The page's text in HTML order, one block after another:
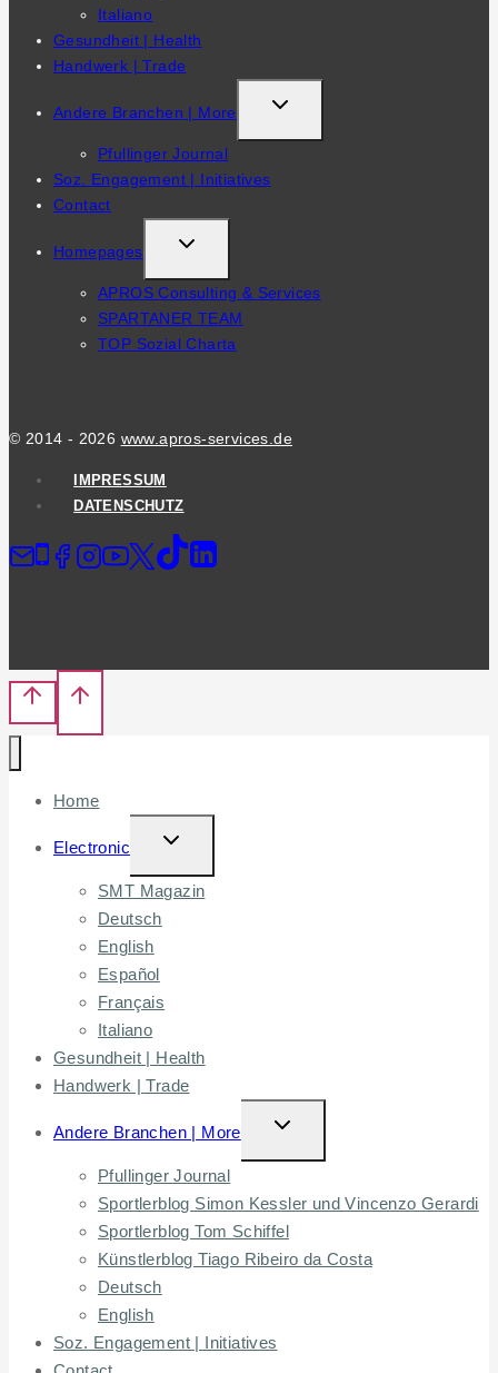
Italiano
Gesundheit | Health
Handwerk | Trade
Andere Branchen | More
TOGGLE
CHILD
Pfullinger Journal
Soz. Engagement | Initiatives
Contact
Homepages
TOGGLE
CHILD
APROS Consulting & Services
SPARTANER TEAM
TOP Sozial Charta
© 2014 - 2026 www.apros-services.de
IMPRESSUM
DATENSCHUTZ
Home
Electronic
TOGGLE
CHILD
MENU
SMT Magazin
Deutsch
English
Español
Français
Italiano
Gesundheit | Health
Handwerk | Trade
Andere Branchen | More
TOGGLE
CHILD
Pfullinger Journal
Sportlerblog Simon Kessler und Vincenzo Gerardi
Sportlerblog Tom Schiffel
Künstlerblog Tiago Ribeiro da Costa
Deutsch
English
Soz. Engagement | Initiatives